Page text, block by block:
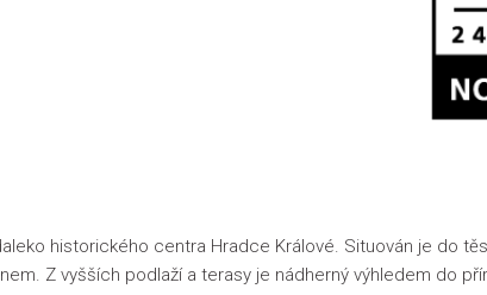
historického centra Hradce Králové. Situován je do
Z vyšších podlaží a terasy je nádherný výhledem do